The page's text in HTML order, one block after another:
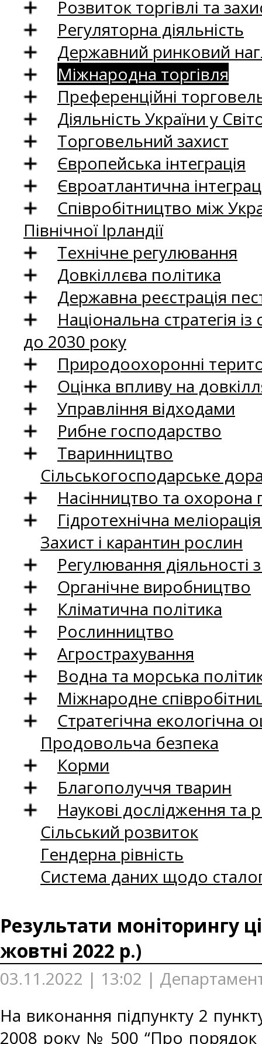
Розвиток торгівлі та
Регуляторна діяльність
Державний ринковий
Міжнародна торгівля
Преференційні
Діяльність України у
Торговельний захист
Європейська інтеграція
Євроатлантична
Співробітництво між
Північної Ірландії
Технічне регулювання
Довкіллєва політика
Державна реєстрація
Національна стратегія
до 2030 року
Природоохоронні
Оцінка впливу на
Управління відходами
Рибне господарство
Тваринництво
Сільськогосподарське
Насінництво та
Гідротехнічна
Захист і карантин рослин
Регулювання
Органічне виробництво
Кліматична політика
Рослинництво
Агрострахування
Водна та морська
Міжнародне
Стратегічна екологічна
Продовольча безпека
Корми
Благополуччя тварин
Наукові дослідження та
Сільський розвиток
Гендерна рівність
Система даних щодо
Результати моніторингу
жовтні 2022 р.)
03.11.2022 | 13:02 |
На виконання підпункту 2
2008 року № 500 “Про порядок